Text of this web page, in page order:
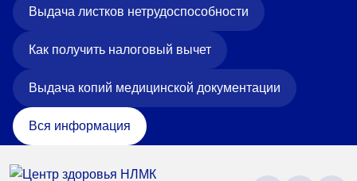
Выдача листков нетрудоспособности
Как получить налоговый вычет
Выдача копий медицинской документации
Вся информация